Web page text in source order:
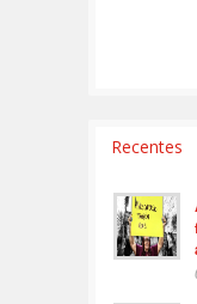
Recentes